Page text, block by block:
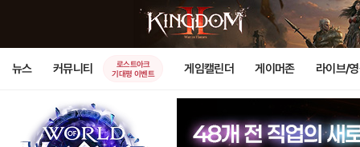
뉴스 커뮤니티
로스트아크
기대평 이벤트
게임캘린더 게이머존 라이브/